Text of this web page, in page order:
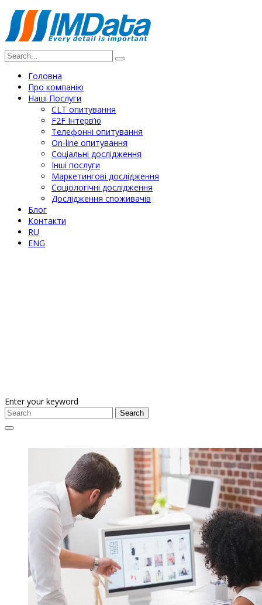
Головна
Про компанію
Наші Послуги
СLT опитування
F2F Інтерв’ю
Телефонні опитування
On-line опитування
Соціальні дослідження
Інші послуги
Маркетингові дослідження
Соціологічні дослідження
Дослідження споживачів
Блог
Контакти
RU
ENG
Enter your keyword
Search